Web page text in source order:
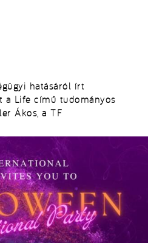
hatásáról írt
a Life című tudományos
Ákos, a TF